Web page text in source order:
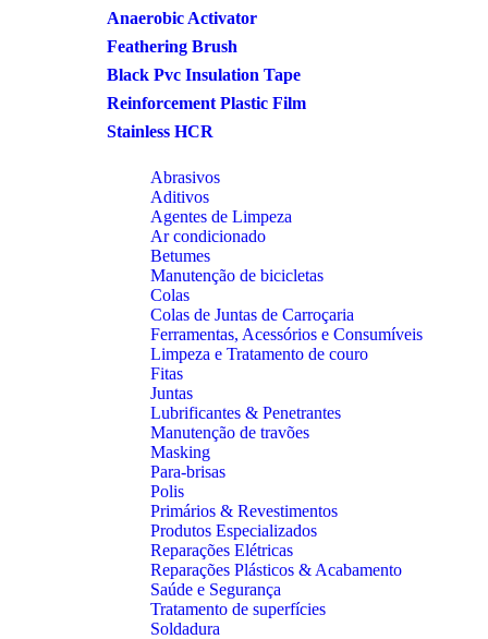
Anaerobic Activator
Feathering Brush
Black Pvc Insulation Tape
Reinforcement Plastic Film
Stainless HCR
Abrasivos
Aditivos
Agentes de Limpeza
Ar condicionado
Betumes
Manutenção de bicicletas
Colas
Colas de Juntas de Carroçaria
Ferramentas, Acessórios e Consumíveis
Limpeza e Tratamento de couro
Fitas
Juntas
Lubrificantes & Penetrantes
Manutenção de travões
Masking
Para-brisas
Polis
Primários & Revestimentos
Produtos Especializados
Reparações Elétricas
Reparações Plásticos & Acabamento
Saúde e Segurança
Tratamento de superfícies
Soldadura